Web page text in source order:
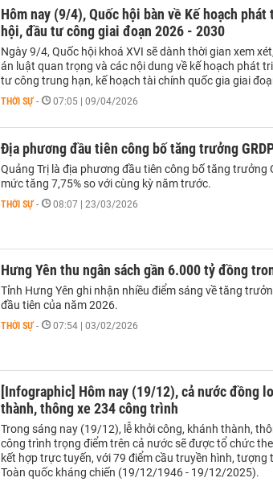
Hôm nay (9/4), Quốc hội bàn về Kế hoạch
hội, đầu tư công giai đoạn 2026 - 2030
Ngày 9/4, Quốc hội khoá XVI sẽ dành thời gian xem
án luật quan trọng và các nội dung về kế hoạch phát
tư công trung hạn, kế hoạch tài chính quốc gia giai
THỜI SỰ - 07:05 | 09/04/2026
Địa phương đầu tiên công bố tăng trưởng
Quảng Trị là địa phương đầu tiên công bố tăng trưởng
mức tăng 7,75% so với cùng kỳ năm trước.
THỜI SỰ - 08:07 | 23/03/2026
Hưng Yên thu ngân sách gần 6.000 tỷ đồng
Tỉnh Hưng Yên ghi nhận nhiều điểm sáng về tăng
đầu tiên của năm 2026.
THỜI SỰ - 07:54 | 03/02/2026
[Infographic] Hôm nay (19/12), cả nước đồng
thành, thông xe 234 công trình
Trong sáng nay (19/12), lễ khởi công, khánh thành,
công trình trọng điểm trên cả nước sẽ được tổ chức
kết hợp trực tuyến, với 79 điểm cầu truyền hình,
Toàn quốc kháng chiến (19/12/1946 - 19/12/2025).